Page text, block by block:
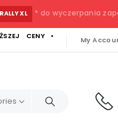
RALLY XL * do wyczerpania
CENY •
My